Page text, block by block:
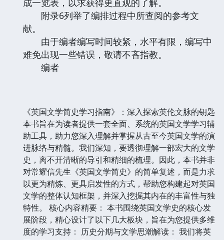
成一览表，以求获得更直观的了解。
附录6列举了编排过程中所查阅的参考文
献。
由于编者编写时间较紧，水平有限，编写中
难免出现一些错误，敬请不吝指教。
编者
《英国文学简史学习指南》：深入探索英伦文脉的钥匙
本书旨在为读者提供一套全面、系统的英国文学学习辅
助工具，助力您深入理解并掌握从古至今英国文学的演
进脉络与精髓。我们深知，要透彻理解一部宏大的文学
史，离不开清晰的导引和精细的梳理。因此，本书并非
对常耀信先生《英国文学简史》的简单复述，而是力求
以更为精炼、更具启发性的方式，帮助您构建起对英国
文学的整体认知框架，并深入挖掘其内在的丰富性与独
特性。 核心内容精要： 本书围绕英国文学史的核心发
展阶段，精心设计了以下几大板块，旨在为您提供多维
度的学习支持： 历史分期与文学思潮解读： 我们将英